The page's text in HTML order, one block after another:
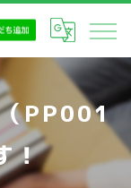
（PP001
！